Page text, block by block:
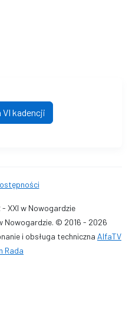
VI kadencji
- XXI w Nowogardzie
Nowogardzie. © 2016 - 2026
i obsługa techniczna AlfaTV
Rada